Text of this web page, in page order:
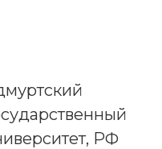
РФ